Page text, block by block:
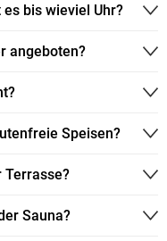
bis wieviel Uhr?
angeboten?
Speisen?
Terrasse?
Sauna?